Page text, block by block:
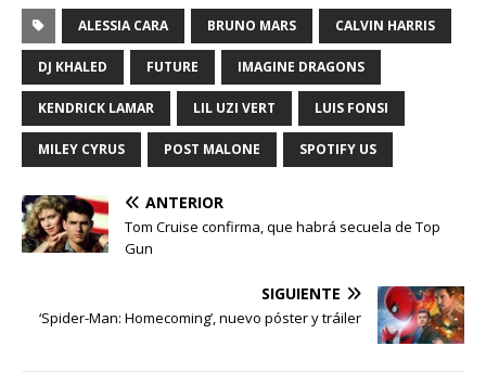
ALESSIA CARA BRUNO MARS CALVIN HARRIS
DJ KHALED FUTURE IMAGINE DRAGONS
KENDRICK LAMAR LIL UZI VERT LUIS FONSI
MILEY CYRUS POST MALONE SPOTIFY US
ANTERIOR
Tom Cruise confirma, que habrá secuela de Top
Gun
SIGUIENTE
‘Spider-Man: Homecoming’, nuevo póster y tráiler